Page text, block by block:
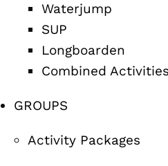
Waterjump
SUP
Longboarden
Combined Activities
GROUPS
Activity Packages